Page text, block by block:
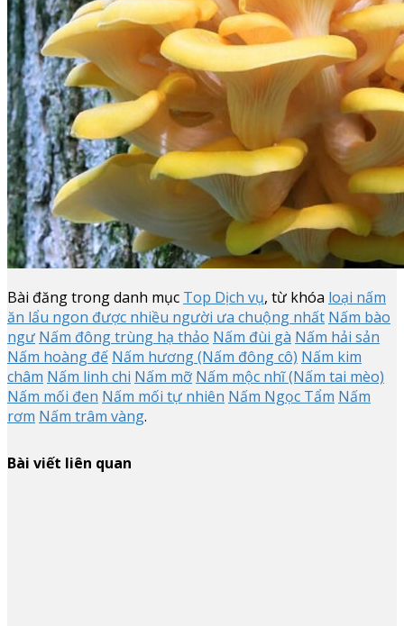
Bài đăng trong danh mục Top Dịch vụ, từ khóa loại nấm
ăn lẩu ngon được nhiều người ưa chuộng nhất Nấm bào
ngư Nấm đông trùng hạ thảo Nấm đùi gà Nấm hải sản
Nấm hoàng đế Nấm hương (Nấm đông cô) Nấm kim
châm Nấm linh chi Nấm mỡ Nấm mộc nhĩ (Nấm tai mèo)
Nấm mối đen Nấm mối tự nhiên Nấm Ngọc Tẩm Nấm
rơm Nấm trâm vàng.
Bài viết liên quan